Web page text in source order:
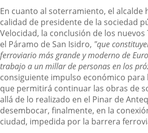
En cuanto al soterramiento, el alcalde
calidad de presidente de la sociedad
Velocidad, la conclusión de los nuevos
el Páramo de San Isidro, "que
ferroviario más grande y moderno de
trabajo a un millar de personas en los
consiguiente impulso económico para
que permitirá continuar las obras de
allá de lo realizado en el Pinar de
desembocar, finalmente, en la
ciudad, impedida por la barrera